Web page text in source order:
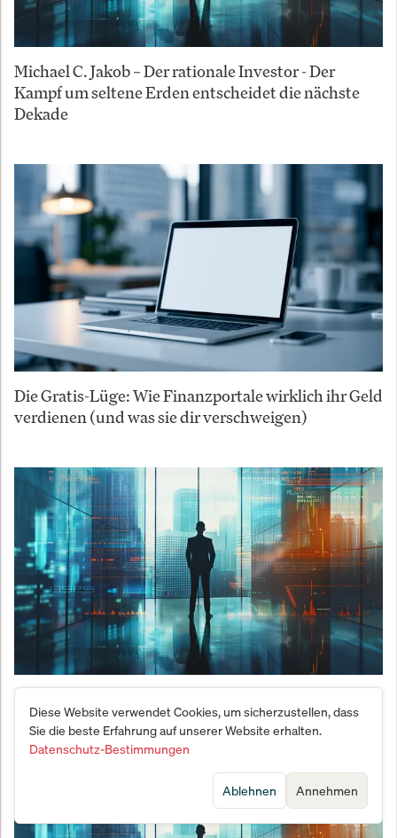
Michael C. Jakob – Der rationale Investor - Der
Kampf um seltene Erden entscheidet die nächste
Dekade
Die Gratis-Lüge: Wie Finanzportale wirklich ihr Geld
verdienen (und was sie dir verschweigen)
kleinen, agilen Nationen gehört
Diese Website verwendet Cookies, um sicherzustellen, dass
Sie die beste Erfahrung auf unserer Website erhalten.
Datenschutz-Bestimmungen
Annehmen
Ablehnen